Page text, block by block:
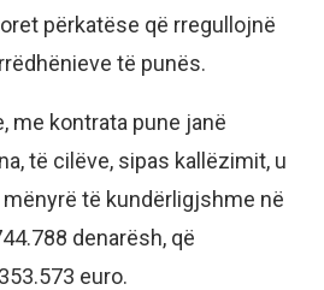
përkatëse që rregullojnë
të punës.
me kontrata pune janë
të cilëve, sipas kallëzimit, u
mënyrë të kundërligjshme në
denarësh, që
euro.